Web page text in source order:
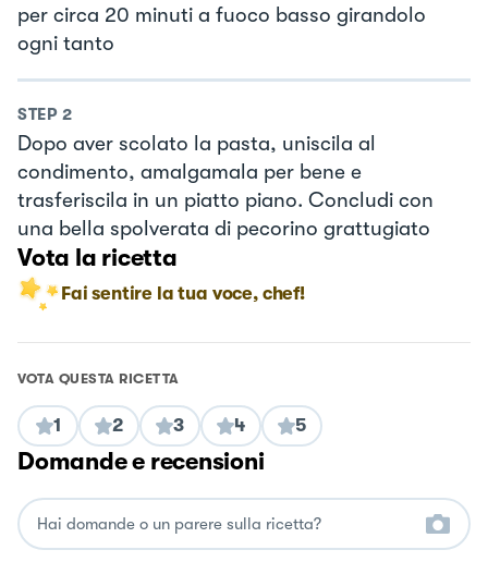
per circa 20 minuti a fuoco basso girandolo
ogni tanto
STEP 2
Dopo aver scolato la pasta, uniscila al
condimento, amalgamala per bene e
trasferiscila in un piatto piano. Concludi con
una bella spolverata di pecorino grattugiato
Vota la ricetta
Fai sentire la tua voce, chef!
VOTA QUESTA RICETTA
1 2 3 4 5
Domande e recensioni